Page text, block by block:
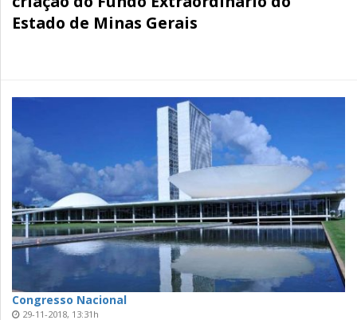
Estado de Minas Gerais
Congresso Nacional
29-11-2018, 13:31h